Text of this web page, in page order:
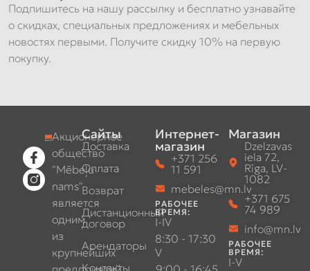
Подпишитесь на нашу рассылку и бесплатно узнавайте
о скидках, специальных предложениях и мебельных
новостях первыми. Получите скидку 10% на первую
покупку.
Акционерное
общество
"Mēbeļu
nams"
является
одним
из
крупнейших
Сайты
Доставка
Оплата
Возврат
Дистанционный
договор
Арендаторы
Контакты
Интернет-
магазин
+371 256
11 591
mebeles@mn.lv
РАБОЧЕЕ
ВРЕМЯ:
I-IV
8:30 - 17:30
V
Магазин
Dzelzavas
iela 72,
Rīga, LV-
1082
+371 675
74 989
info@mn.lv
РАБОЧЕЕ
ВРЕМЯ:
I-V